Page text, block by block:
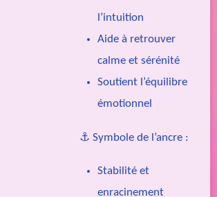
l’intuition
Aide à retrouver
calme et sérénité
Soutient l’équilibre
émotionnel
⚓ Symbole de l’ancre :
Stabilité et
enracinement